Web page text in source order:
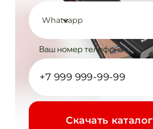
Whatsapp
Ваш номер телефона
Cкачать каталог